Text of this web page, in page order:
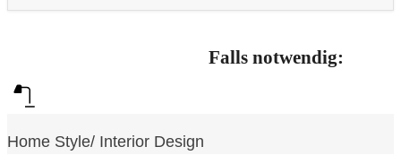
Falls notwendig:
Home Style/ Interior Design